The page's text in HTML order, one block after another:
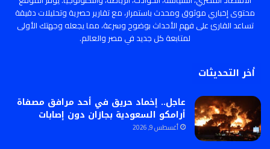
محتوى إخباري موثوق ومحدث باستمرار، مع تقارير حصرية وتحليلات دقيقة
تساعد القارئ على فهم الأحداث بوضوح وسرعة، مما يجعله وجهتك الأولى
لمتابعة كل جديد في مصر والعالم.
أخر التحديثات
عاجل.. إخماد حريق في أحد مرافق مصفاة
أرامكو السعودية بجازان دون إصابات
أغسطس 9, 2026